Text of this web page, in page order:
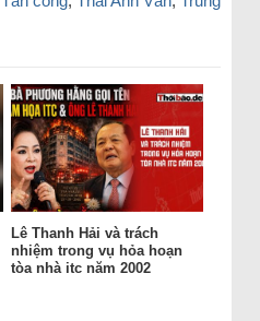
Lê Thanh Hải và trách
nhiệm trong vụ hỏa hoạn
tòa nhà itc năm 2002